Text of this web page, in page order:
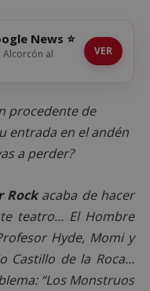
News ⭐
Alcorcón al
VER
procedente de
entrada en el andén
a perder?
Rockacaba de hacer
teatro… El Hombre
Hyde, Momi y
Castillo de la Roca…
“Los Monstruos